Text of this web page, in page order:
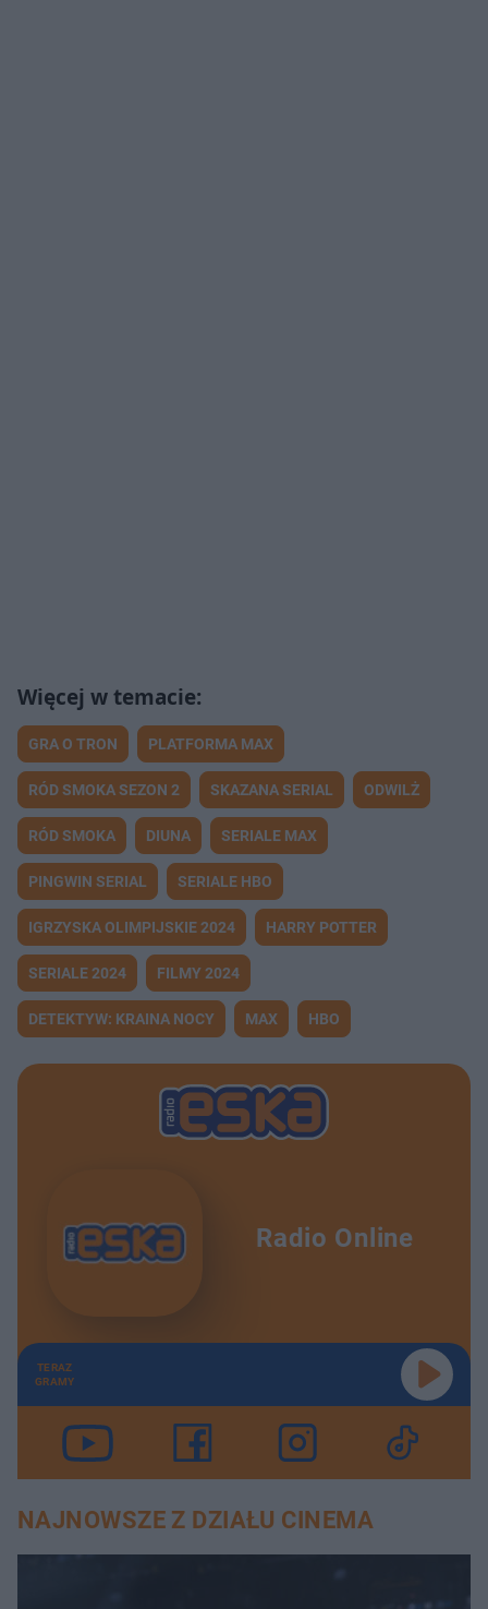
GRA O TRON PLATFORMA MAX
RÓD SMOKA SEZON 2 SKAZANA SERIAL ODWILŻ
RÓD SMOKA DIUNA SERIALE MAX
PINGWIN SERIAL SERIALE HBO
IGRZYSKA OLIMPIJSKIE 2024 HARRY POTTER
SERIALE 2024 FILMY 2024
DETEKTYW: KRAINA NOCY MAX HBO
Radio Online
TERAZ
GRAMY
NAJNOWSZE Z DZIAŁU CINEMA